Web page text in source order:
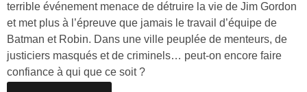
terrible événement menace de détruire la vie de Jim Gordon
et met plus à l’épreuve que jamais le travail d’équipe de
Batman et Robin. Dans une ville peuplée de menteurs, de
justiciers masqués et de criminels… peut-on encore faire
confiance à qui que ce soit ?